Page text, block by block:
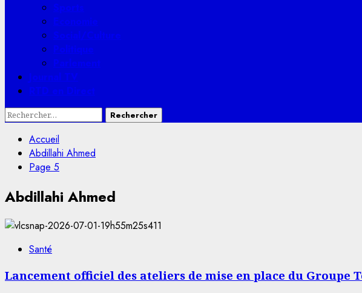
Sports
Economie
Social/Culture
Politique
Parlement
Journal TV
RTD en Direct
Rechercher :
Accueil
Abdillahi Ahmed
Page 5
Abdillahi Ahmed
Santé
Lancement officiel des ateliers de mise en place du